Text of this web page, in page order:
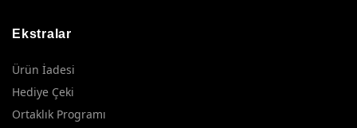
Ekstralar
Ürün İadesi
Hediye Çeki
Ortaklık Programı